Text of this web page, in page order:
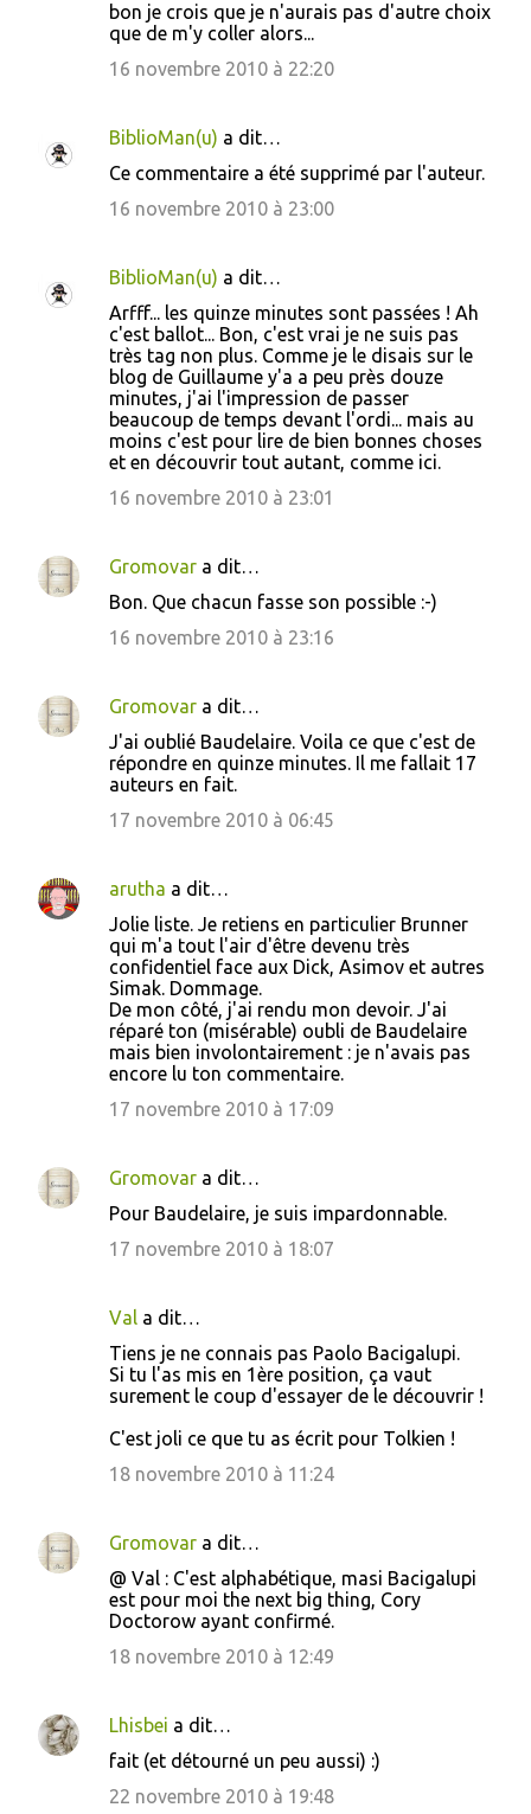
bon je crois que je n'aurais pas d'autre choix
que de m'y coller alors...
16 novembre 2010 à 22:20
BiblioMan(u) a dit…
Ce commentaire a été supprimé par l'auteur.
16 novembre 2010 à 23:00
BiblioMan(u) a dit…
Arfff... les quinze minutes sont passées ! Ah
c'est ballot... Bon, c'est vrai je ne suis pas
très tag non plus. Comme je le disais sur le
blog de Guillaume y'a a peu près douze
minutes, j'ai l'impression de passer
beaucoup de temps devant l'ordi... mais au
moins c'est pour lire de bien bonnes choses
et en découvrir tout autant, comme ici.
16 novembre 2010 à 23:01
Gromovar a dit…
Bon. Que chacun fasse son possible :-)
16 novembre 2010 à 23:16
Gromovar a dit…
J'ai oublié Baudelaire. Voila ce que c'est de
répondre en quinze minutes. Il me fallait 17
auteurs en fait.
17 novembre 2010 à 06:45
arutha a dit…
Jolie liste. Je retiens en particulier Brunner
qui m'a tout l'air d'être devenu très
confidentiel face aux Dick, Asimov et autres
Simak. Dommage.
De mon côté, j'ai rendu mon devoir. J'ai
réparé ton (misérable) oubli de Baudelaire
mais bien involontairement : je n'avais pas
encore lu ton commentaire.
17 novembre 2010 à 17:09
Gromovar a dit…
Pour Baudelaire, je suis impardonnable.
17 novembre 2010 à 18:07
Val a dit…
Tiens je ne connais pas Paolo Bacigalupi.
Si tu l'as mis en 1ère position, ça vaut
surement le coup d'essayer de le découvrir !
C'est joli ce que tu as écrit pour Tolkien !
18 novembre 2010 à 11:24
Gromovar a dit…
@ Val : C'est alphabétique, masi Bacigalupi
est pour moi the next big thing, Cory
Doctorow ayant confirmé.
18 novembre 2010 à 12:49
Lhisbei a dit…
fait (et détourné un peu aussi) :)
22 novembre 2010 à 19:48